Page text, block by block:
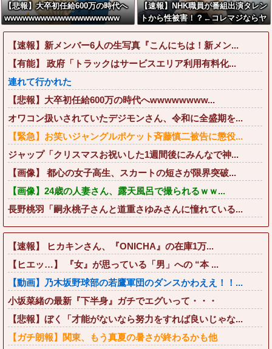
【悲報】大卒初任給600万の時代へ
wwwwwwwwwwwwwwwwwww
【速報】NHK職員が番組出演タレン
トから性被害！？←コレマジならヤ
バくねーか？
【速報】新メンバー6人の生写真『こんにちは！新メン...
【有能】 政府「トラックはサービスエリア利用有料化...
連れて行かれた
【悲報】大卒初任給600万の時代へwwwwwwww...
オワコン扱いされていたデジモンさん、令和に全盛期を...
【緊急】お笑いジャングルポケット斉藤慎二被告に懲役...
ジャップ「クリスマスお祝いした1週間後にみんなで神...
【画像】 都心の女子高生、スカートの短さが限界突破...
【画像】24歳の人妻さん、露天風呂で撮られるｗｗ...
長野桃羽「嗣永桃子さんと道重さゆみさんに憧れている...
【速報】 ヒカキンさん、『ONICHA』の在庫1万...
【ヒエッ…】 『女』が思っている「男」への “本 ...
【動画】乃木坂野球部の若鷹軍団のダンスかわええ！！...
小坂菜緒の最新『下半身』ガチでエグいって・・・
【悲報】ぼく「才能がないなら努力をすれば良いじゃな...
【ガチ朗報】関東、もう真夏の暑さが終わるかも他